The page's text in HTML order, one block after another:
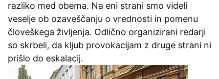
razliko med obema. Na eni strani smo videli
veselje ob ozaveščanju o vrednosti in pomenu
človeškega življenja. Odlično organizirani redarji
so skrbeli, da kljub provokacijam z druge strani ni
prišlo do eskalacij.